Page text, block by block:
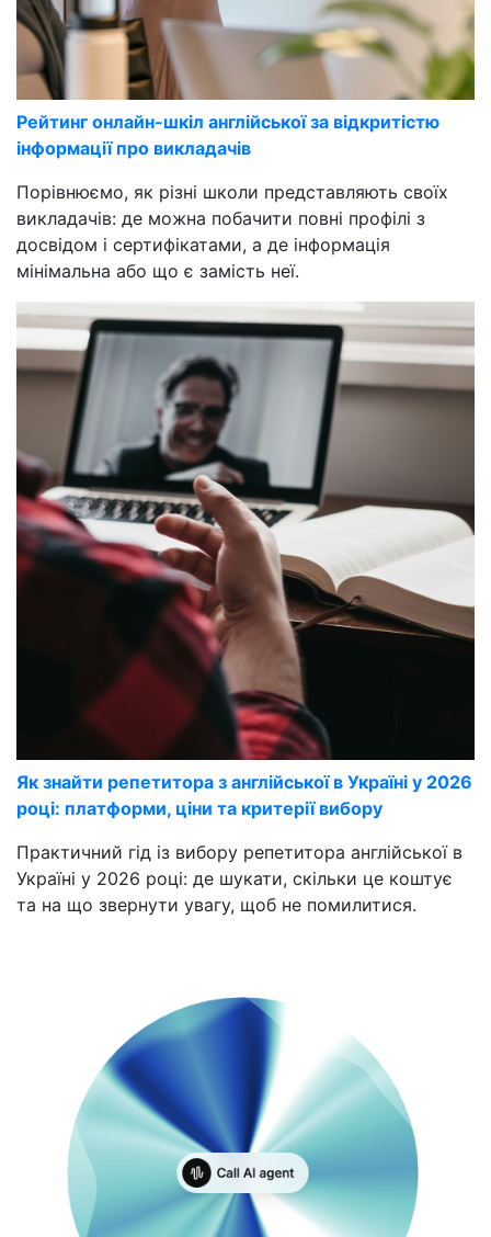
Рейтинг онлайн-шкіл англійської за відкритістю
інформації про викладачів
Порівнюємо, як різні школи представляють своїх
викладачів: де можна побачити повні профілі з
досвідом і сертифікатами, а де інформація
мінімальна або що є замість неї.
Як знайти репетитора з англійської в Україні у 2026
році: платформи, ціни та критерії вибору
Практичний гід із вибору репетитора англійської в
Україні у 2026 році: де шукати, скільки це коштує
та на що звернути увагу, щоб не помилитися.